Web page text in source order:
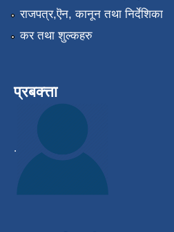
राजपत्र,ऎन, कानून तथा निर्देशिका
कर तथा शुल्कहरु
प्रबक्त्ता
.